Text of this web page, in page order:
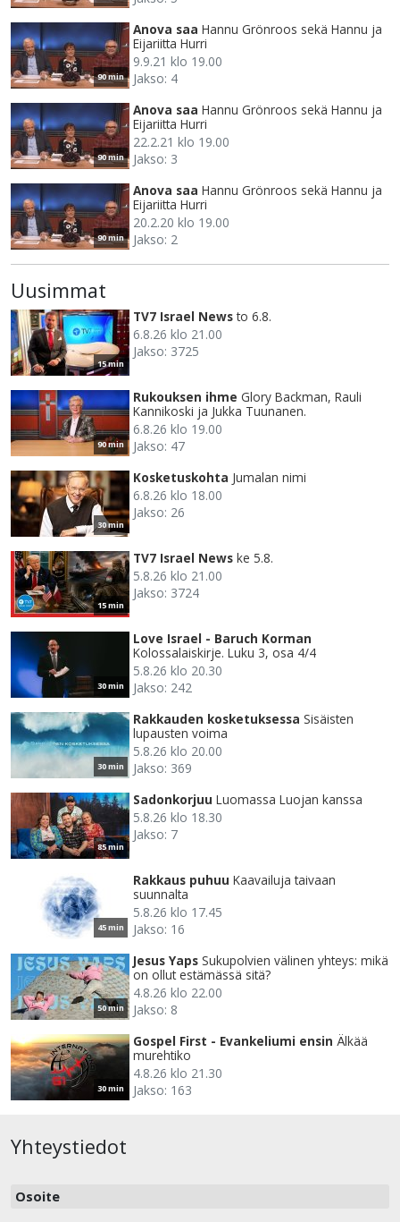
90 min
Anova saa Hannu Grönroos sekä Hannu ja
Eijariitta Hurri
9.9.21 klo 19.00
Jakso: 4
90 min
Anova saa Hannu Grönroos sekä Hannu ja
Eijariitta Hurri
22.2.21 klo 19.00
Jakso: 3
90 min
Anova saa Hannu Grönroos sekä Hannu ja
Eijariitta Hurri
20.2.20 klo 19.00
Jakso: 2
Uusimmat
15 min
TV7 Israel News to 6.8.
6.8.26 klo 21.00
Jakso: 3725
90 min
Rukouksen ihme Glory Backman, Rauli
Kannikoski ja Jukka Tuunanen.
6.8.26 klo 19.00
Jakso: 47
30 min
Kosketuskohta Jumalan nimi
6.8.26 klo 18.00
Jakso: 26
15 min
TV7 Israel News ke 5.8.
5.8.26 klo 21.00
Jakso: 3724
30 min
Love Israel - Baruch Korman
Kolossalaiskirje. Luku 3, osa 4/4
5.8.26 klo 20.30
Jakso: 242
30 min
Rakkauden kosketuksessa Sisäisten
lupausten voima
5.8.26 klo 20.00
Jakso: 369
85 min
Sadonkorjuu Luomassa Luojan kanssa
5.8.26 klo 18.30
Jakso: 7
45 min
Rakkaus puhuu Kaavailuja taivaan
suunnalta
5.8.26 klo 17.45
Jakso: 16
50 min
Jesus Yaps Sukupolvien välinen yhteys: mikä
on ollut estämässä sitä?
4.8.26 klo 22.00
Jakso: 8
30 min
Gospel First - Evankeliumi ensin Älkää
murehtiko
4.8.26 klo 21.30
Jakso: 163
Yhteystiedot
Osoite